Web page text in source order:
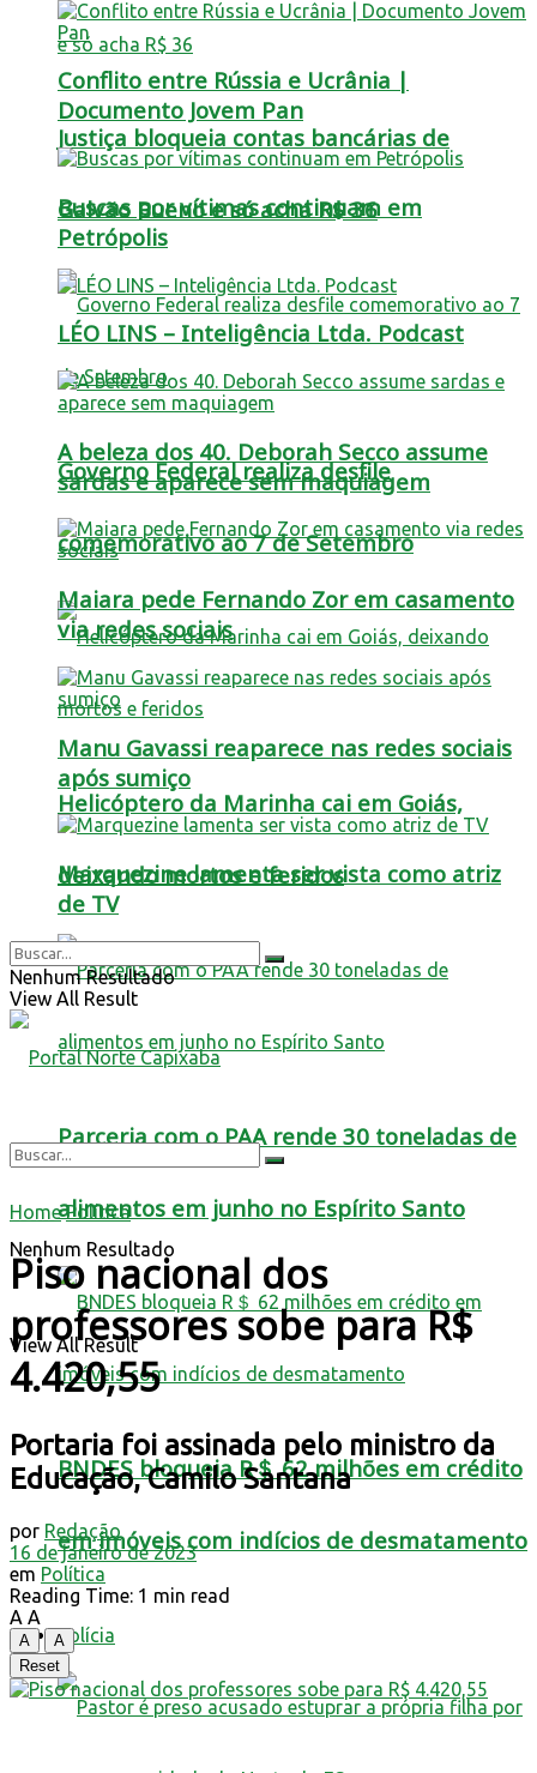
Justiça bloqueia contas bancárias de
Galvão Bueno e só acha R$ 36
Governo Federal realiza desfile
comemorativo ao 7 de Setembro
Helicóptero da Marinha cai em Goiás,
deixando mortos e feridos
Parceria com o PAA rende 30 toneladas de
alimentos em junho no Espírito Santo
BNDES bloqueia R＄ 62 milhões em crédito
em imóveis com indícios de desmatamento
Polícia
Conflito entre Rússia e Ucrânia |
Documento Jovem Pan
Buscas por vítimas continuam em
Petrópolis
LÉO LINS – Inteligência Ltda. Podcast
A beleza dos 40. Deborah Secco assume
sardas e aparece sem maquiagem
Maiara pede Fernando Zor em casamento
via redes sociais
Manu Gavassi reaparece nas redes sociais
após sumiço
Marquezine lamenta ser vista como atriz
de TV
Nenhum Resultado
View All Result
Nenhum Resultado
View All Result
Home Política
Piso nacional dos
professores sobe para R$
4.420,55
Portaria foi assinada pelo ministro da
Educação, Camilo Santana
por Redação
16 de janeiro de 2023
em Política
Reading Time: 1 min read
A A
A
A
Reset